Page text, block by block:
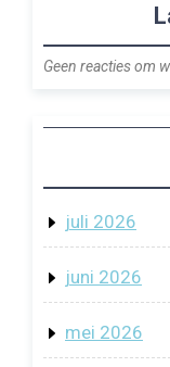
Geen reacties om
juli 2026
juni 2026
mei 2026